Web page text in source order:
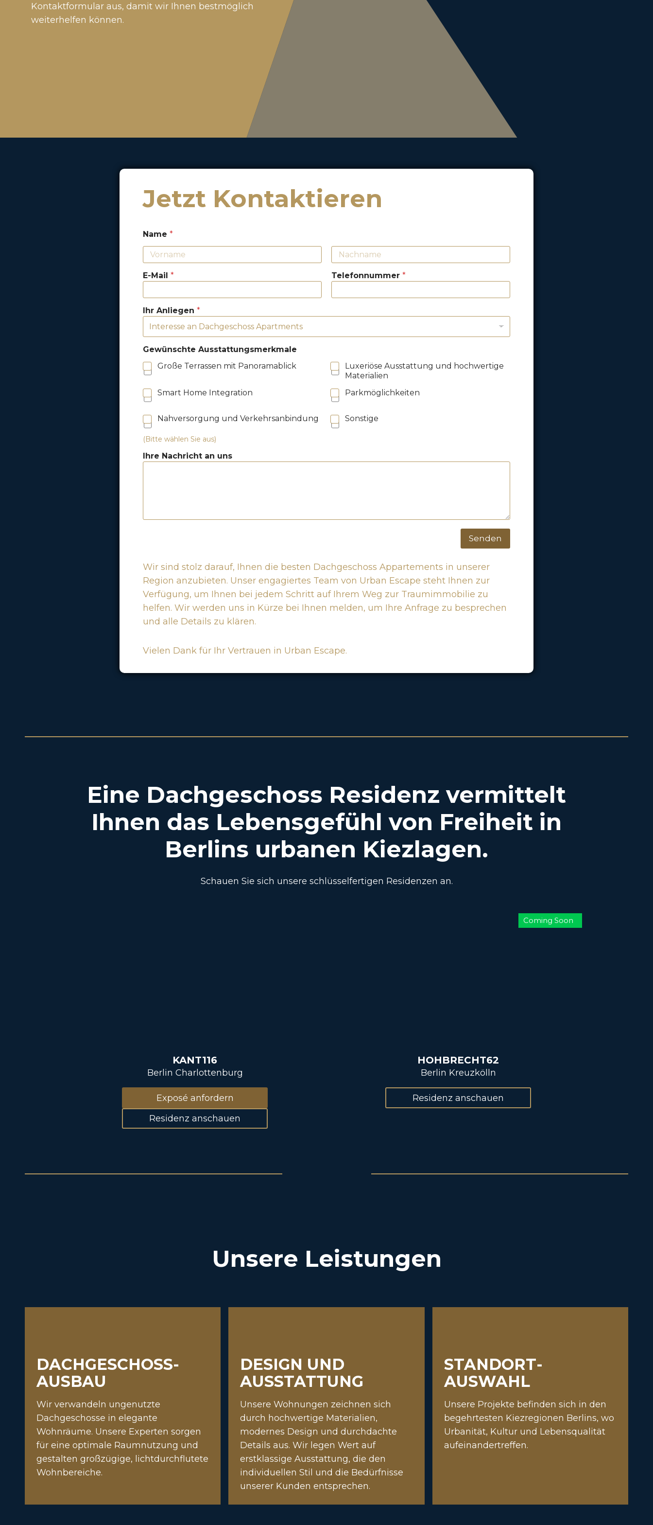
Kontaktformular aus, damit wir Ihnen bestmöglich
weiterhelfen können.
Jetzt Kontaktieren
Name *
E-Mail * Telefonnummer *
Ihr Anliegen *
Gewünschte Ausstattungsmerkmale
Große Terrassen mit Panoramablick
Luxeriöse Ausstattung und hochwertige
Materialien
Smart Home Integration
Parkmöglichkeiten
Nahversorgung und Verkehrsanbindung Sonstige
(Bitte wählen Sie aus)
Ihre Nachricht an uns
Senden
Wir sind stolz darauf, Ihnen die besten Dachgeschoss Appartements in unserer
Region anzubieten. Unser engagiertes Team von Urban Escape steht Ihnen zur
Verfügung, um Ihnen bei jedem Schritt auf Ihrem Weg zur Traumimmobilie zu
helfen. Wir werden uns in Kürze bei Ihnen melden, um Ihre Anfrage zu besprechen
und alle Details zu klären.
Vielen Dank für Ihr Vertrauen in Urban Escape.
Eine Dachgeschoss Residenz vermittelt
Ihnen das Lebensgefühl von Freiheit in
Berlins urbanen Kiezlagen.
Schauen Sie sich unsere schlüsselfertigen Residenzen an.
KANT116
Berlin Charlottenburg
Exposé anfordern
Residenz anschauen
Coming Soon
HOHBRECHT62
Berlin Kreuzkölln
Residenz anschauen
Unsere Leistungen
DACHGESCHOSS­
AUSBAU
Wir verwandeln ungenutzte
Dachgeschosse in elegante
Wohnräume. Unsere Experten sorgen
für eine optimale Raumnutzung und
gestalten großzügige, lichtdurchflutete
Wohnbereiche.
DESIGN UND
AUSSTATTUNG
Unsere Wohnungen zeichnen sich
durch hochwertige Materialien,
modernes Design und durchdachte
Details aus. Wir legen Wert auf
erstklassige Ausstattung, die den
individuellen Stil und die Bedürfnisse
unserer Kunden entsprechen.
STANDORT­
AUSWAHL
Unsere Projekte befinden sich in den
begehrtesten Kiezregionen Berlins, wo
Urbanität, Kultur und Lebensqualität
aufeinandertreffen.